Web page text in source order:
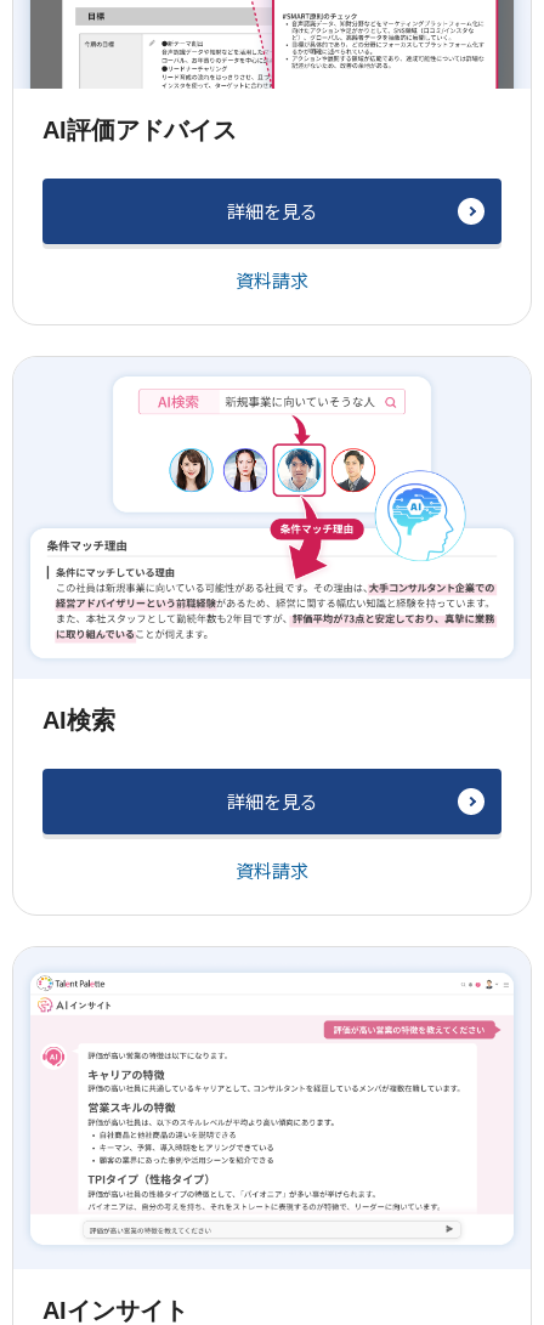
AI評価アドバイス
詳細を見る
資料請求
AI検索
詳細を見る
資料請求
AIインサイト